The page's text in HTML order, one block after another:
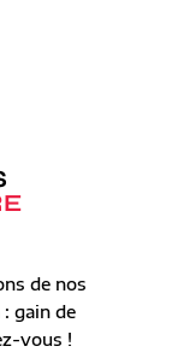
de nos
gain de
vous !